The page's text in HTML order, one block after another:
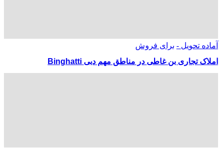
آماده تحویل - برای فروش
املاک تجاری بن غاطی در مناطق مهم دبی Binghatti